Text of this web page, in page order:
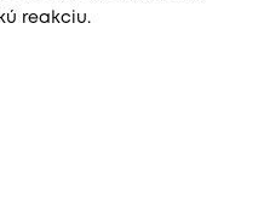
reakciu.